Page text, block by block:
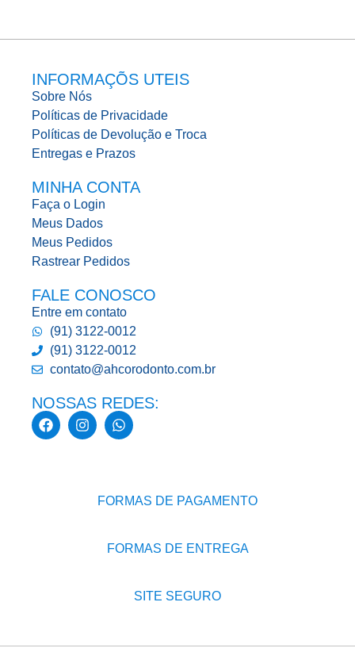
INFORMAÇÕS UTEIS
Sobre Nós
Políticas de Privacidade
Políticas de Devolução e Troca
Entregas e Prazos
MINHA CONTA
Faça o Login
Meus Dados
Meus Pedidos
Rastrear Pedidos
FALE CONOSCO
Entre em contato
(91) 3122-0012
(91) 3122-0012
contato@ahcorodonto.com.br
NOSSAS REDES:
FORMAS DE PAGAMENTO
FORMAS DE ENTREGA
SITE SEGURO